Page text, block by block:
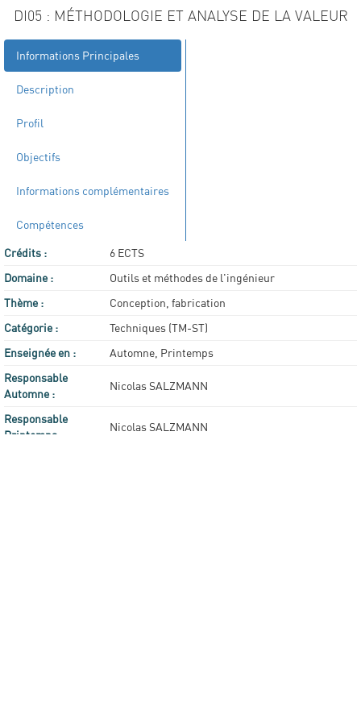
DI05 : MÉTHODOLOGIE ET ANALYSE DE LA VALEUR
Informations Principales
Description
Profil
Objectifs
Informations complémentaires
Compétences
Crédits :
6 ECTS
Domaine :
Outils et méthodes de l'ingénieur
Thème :
Conception, fabrication
Catégorie :
Techniques (TM-ST)
Enseignée en :
Automne, Printemps
Responsable
Automne :
Nicolas SALZMANN
Responsable
Printemps :
Nicolas SALZMANN